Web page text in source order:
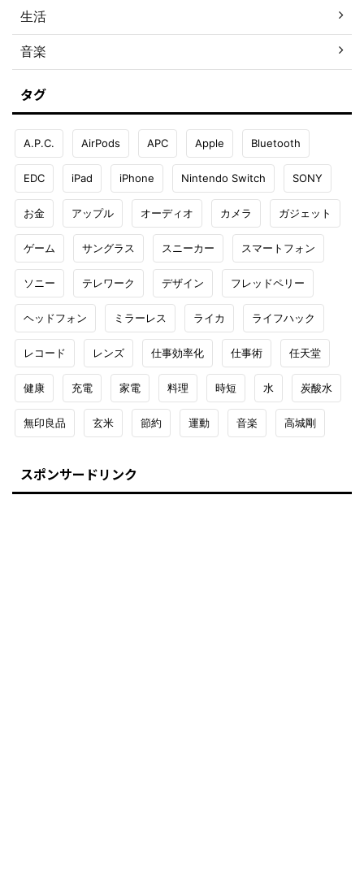
生活
音楽
タグ
A.P.C. AirPods APC Apple Bluetooth
EDC iPad iPhone Nintendo Switch SONY
お金 アップル オーディオ カメラ ガジェット
ゲーム サングラス スニーカー スマートフォン
ソニー テレワーク デザイン フレッドペリー
ヘッドフォン ミラーレス ライカ ライフハック
レコード レンズ 仕事効率化 仕事術 任天堂
健康 充電 家電 料理 時短 水 炭酸水
無印良品 玄米 節約 運動 音楽 高城剛
スポンサードリンク